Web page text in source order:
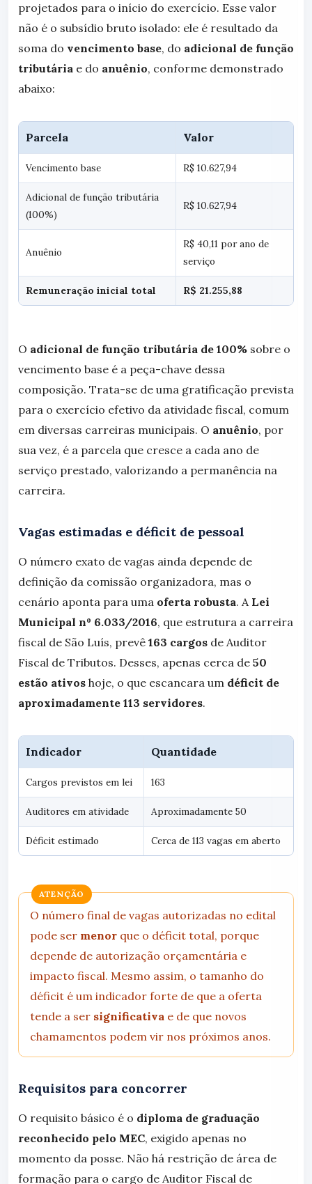
projetados para o início do exercício. Esse valor
não é o subsídio bruto isolado: ele é resultado da
soma do vencimento base, do adicional de função
tributária e do anuênio, conforme demonstrado
abaixo:
Parcela Valor
Vencimento base R$ 10.627,94
Adicional de função tributária
(100%)
R$ 10.627,94
Anuênio
R$ 40,11 por ano de
serviço
Remuneração inicial total R$ 21.255,88
O adicional de função tributária de 100% sobre o
vencimento base é a peça-chave dessa
composição. Trata-se de uma gratificação prevista
para o exercício efetivo da atividade fiscal, comum
em diversas carreiras municipais. O anuênio, por
sua vez, é a parcela que cresce a cada ano de
serviço prestado, valorizando a permanência na
carreira.
Vagas estimadas e déficit de pessoal
O número exato de vagas ainda depende de
definição da comissão organizadora, mas o
cenário aponta para uma oferta robusta. A Lei
Municipal nº 6.033/2016, que estrutura a carreira
fiscal de São Luís, prevê 163 cargos de Auditor
Fiscal de Tributos. Desses, apenas cerca de 50
estão ativos hoje, o que escancara um déficit de
aproximadamente 113 servidores.
Indicador Quantidade
Cargos previstos em lei 163
Auditores em atividade Aproximadamente 50
Déficit estimado Cerca de 113 vagas em aberto
ATENÇÃO
O número final de vagas autorizadas no edital
pode ser menor que o déficit total, porque
depende de autorização orçamentária e
impacto fiscal. Mesmo assim, o tamanho do
déficit é um indicador forte de que a oferta
tende a ser significativa e de que novos
chamamentos podem vir nos próximos anos.
Requisitos para concorrer
O requisito básico é o diploma de graduação
reconhecido pelo MEC, exigido apenas no
momento da posse. Não há restrição de área de
formação para o cargo de Auditor Fiscal de